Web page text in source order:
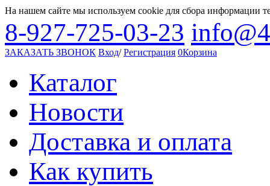
На нашем сайте мы используем cookie для сбора информации
8-927-725-03-23
ЗАКАЗАТЬ ЗВОНОК Вход/Регистрация 0Корзина
Каталог
Новости
Доставка и оплата
Как купить